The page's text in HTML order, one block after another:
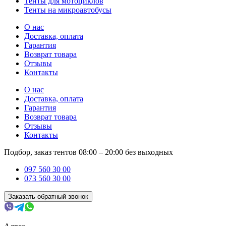
Тенты на микроавтобусы
О нас
Доставка, оплата
Гарантия
Возврат товара
Отзывы
Контакты
О нас
Доставка, оплата
Гарантия
Возврат товара
Отзывы
Контакты
Подбор, заказ тентов 08:00 – 20:00 без выходных
097 560 30 00
073 560 30 00
Заказать обратный звонок